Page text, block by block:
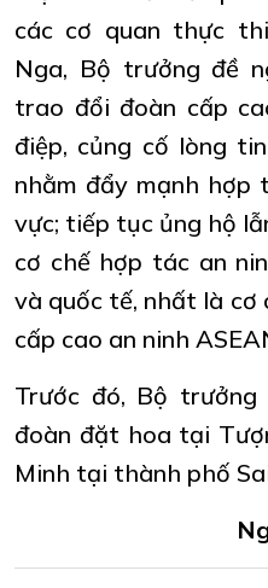
các cơ quan thực
Nga, Bộ trưởng đề
trao đổi đoàn cấp
điệp, củng cố lòng
nhằm đẩy mạnh
vực; tiếp tục ủng hộ
cơ chế hợp tác an
và quốc tế, nhất là cơ
cấp cao an ninh
Trước đó, Bộ trưởng
đoàn đặt hoa tại
Minh tại thành phố